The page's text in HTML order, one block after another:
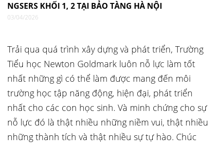
NGSERS KHỐI 1, 2 TẠI BẢO TÀNG HÀ NỘI
03/04/2026
Trải qua quá trình xây dựng và phát triển, Trường
Tiểu học Newton Goldmark luôn nỗ lực làm tốt
nhất những gì có thể làm được mang đến môi
trường học tập năng động, hiện đại, phát triển
nhất cho các con học sinh. Và minh chứng cho sự
nỗ lực đó là thật nhiều những niềm vui, thật nhiều
những thành tích và thật nhiều sự tự hào. Chúc